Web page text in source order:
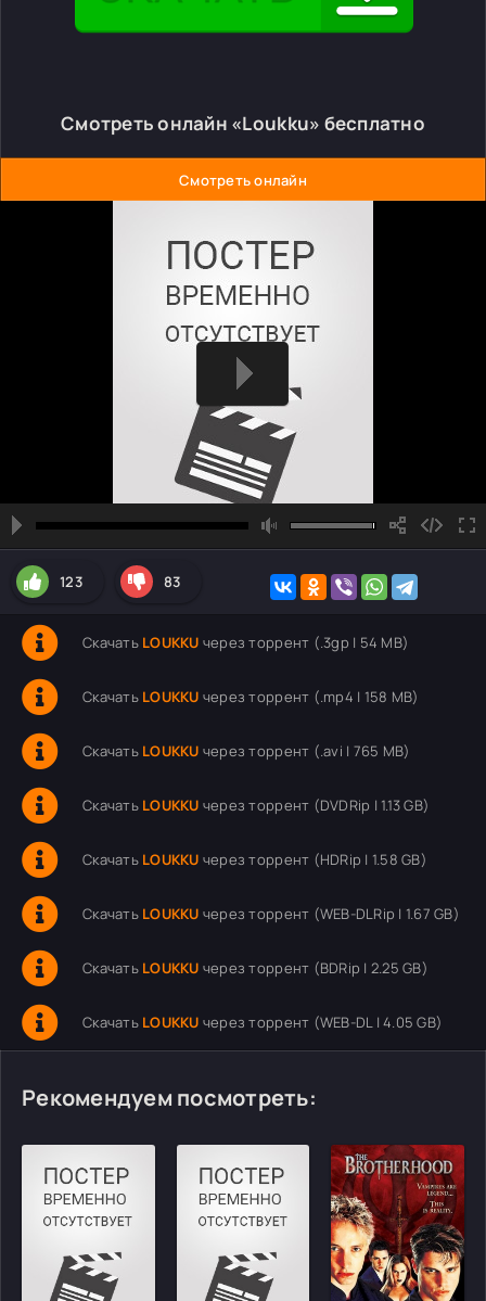
Смотреть онлайн «Loukku» бесплатно
Смотреть онлайн
123 83
Скачать LOUKKU через торрент (.3gp | 54 MB)
Скачать LOUKKU через торрент (.mp4 | 158 MB)
Скачать LOUKKU через торрент (.avi | 765 MB)
Скачать LOUKKU через торрент (DVDRip | 1.13 GB)
Скачать LOUKKU через торрент (HDRip | 1.58 GB)
Скачать LOUKKU через торрент (WEB-DLRip | 1.67 GB)
Скачать LOUKKU через торрент (BDRip | 2.25 GB)
Скачать LOUKKU через торрент (WEB-DL | 4.05 GB)
Рекомендуем посмотреть: